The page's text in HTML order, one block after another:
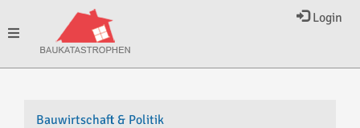
Login
Toggle
Bauwirtschaft & Politik